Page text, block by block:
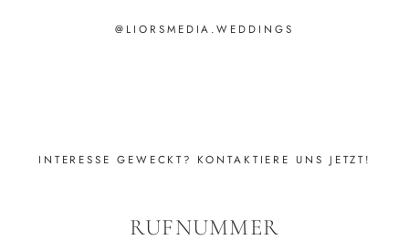
@LIORSMEDIA.WEDDINGS
INTERESSE GEWECKT? KONTAKTIERE UNS JETZT!
RUFNUMMER